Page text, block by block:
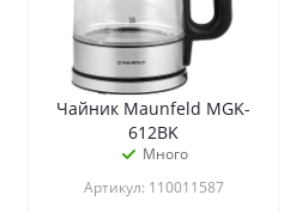
Чайник Maunfeld MGK-
612BK
Много
Артикул: 110011587